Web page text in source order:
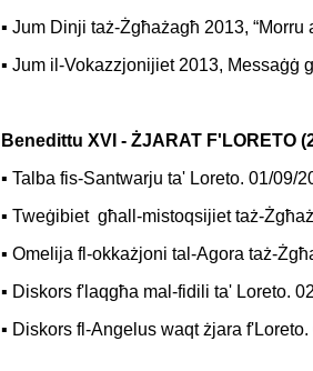
▪ Jum Dinji taż-Żgħażagħ 2013, “Morru
▪ Jum il-Vokazzjonijiet 2013, Messaġġ
Benedittu XVI - ŻJARAT F'LORETO
▪ Talba fis-Santwarju ta' Loreto. 01/09/
▪ Tweġibiet għall-mistoqsijiet taż-
▪ Omelija fl-okkażjoni tal-Agora taż-
▪ Diskors f'laqgħa mal-fidili ta' Loreto.
▪ Diskors fl-Angelus waqt żjara f'Loreto.